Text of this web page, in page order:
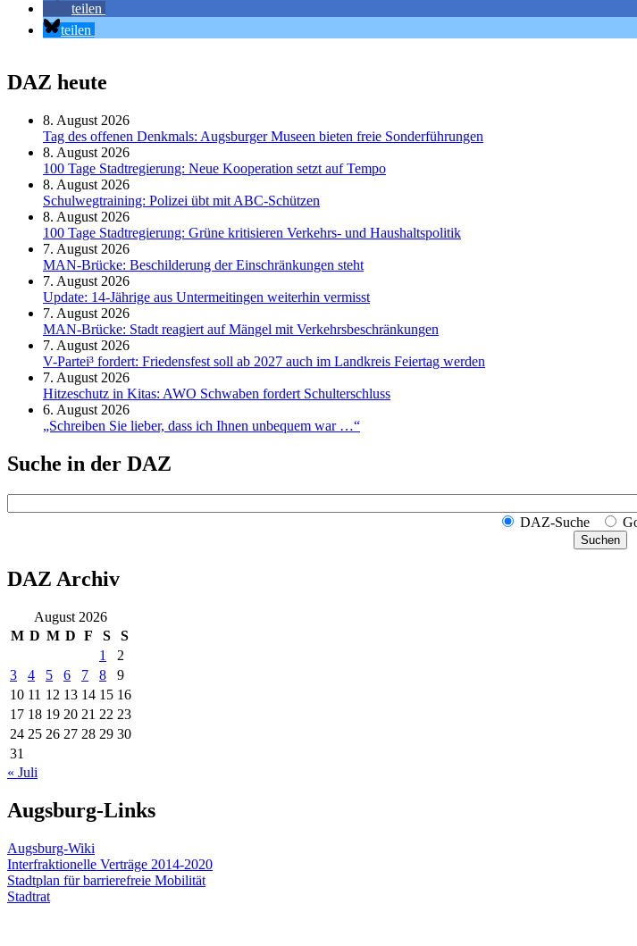
teilen
teilen
DAZ heute
8. August 2026
Tag des offenen Denkmals: Augsburger Museen bieten freie Sonderführungen
8. August 2026
100 Tage Stadtregierung: Neue Kooperation setzt auf Tempo
8. August 2026
Schul­weg­trai­ning: Poli­zei übt mit ABC-Schüt­zen
8. August 2026
100 Tage Stadtregierung: Grüne kritisieren Verkehrs- und Haushaltspolitik
7. August 2026
MAN-Brücke: Beschilderung der Einschränkungen steht
7. August 2026
Update: 14-Jährige aus Untermeitingen weiterhin vermisst
7. August 2026
MAN-Brücke: Stadt reagiert auf Mängel mit Verkehrsbeschränkungen
7. August 2026
V-Partei­³ fordert: Friedens­fest soll ab 2027 auch im Land­kreis Feier­tag werden
7. August 2026
Hitzeschutz in Kitas: AWO Schwaben fordert Schulterschluss
6. August 2026
„Schreiben Sie lieber, dass ich Ihnen unbequem war …“
Suche in der DAZ
DAZ-Suche
Suchen
DAZ Archiv
August 2026
M D M D F S
S
1
2
3
4 5 6 7 8
9
10 11 12 13 14 15 16
17 18 19 20 21 22 23
24 25 26 27 28 29 30
31
« Juli
Augsburg-Links
Augsburg-Wiki
Interfraktionelle Verträge 2014-2020
Stadtplan für barrierefreie Mobilität
Stadtrat